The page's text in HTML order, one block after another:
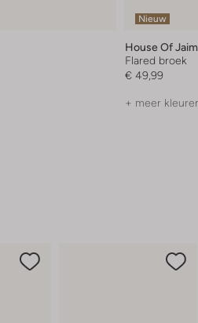
Nieuw
House Of
Flared broek
€ 49,99
+ meer